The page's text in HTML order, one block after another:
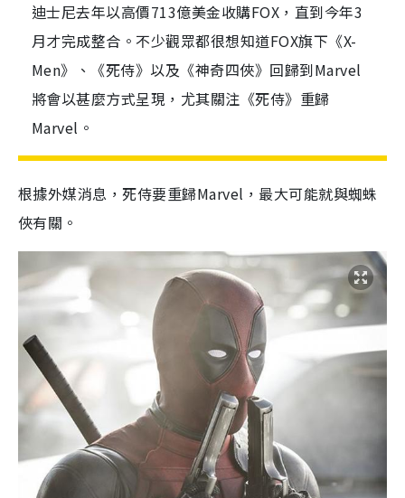
迪士尼去年以高價713億美金收購FOX，直到今年3
月才完成整合。不少觀眾都很想知道FOX旗下《X-
Men》、《死侍》以及《神奇四俠》回歸到Marvel
將會以甚麼方式呈現，尤其關注《死侍》重歸
Marvel。
根據外媒消息，死侍要重歸Marvel，最大可能就與蜘蛛
俠有關。